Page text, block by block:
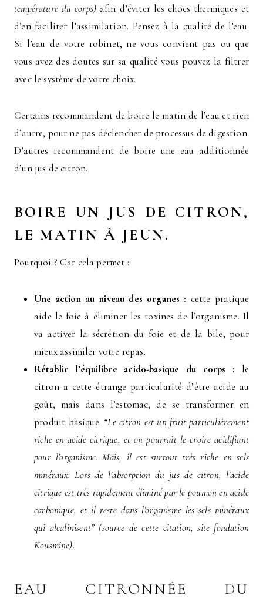
température du corps) afin d’éviter les chocs thermiques et
d’en faciliter l’assimilation. Pensez à la qualité de l’eau.
Si l’eau de votre robinet, ne vous convient pas ou que
vous avez des doutes sur sa qualité vous pouvez la filtrer
avec le système de votre choix.
Certains recommandent de boire le matin de l’eau et rien
d’autre, pour ne pas déclencher de processus de digestion.
D’autres recommandent de boire une eau additionnée
d’un jus de citron.
BOIRE UN JUS DE CITRON,
LE MATIN À JEUN.
Pourquoi ? Car cela permet :
Une action au niveau des organes : cette pratique
aide le foie à éliminer les toxines de l’organisme. Il
va activer la sécrétion du foie et de la bile, pour
mieux assimiler votre repas.
Rétablir l’équilibre acido-basique du corps : le
citron a cette étrange particularité d’être acide au
goût, mais dans l’estomac, de se transformer en
produit basique. “Le citron est un fruit particulièrement
riche en acide citrique, et on pourrait le croire acidifiant
pour l’organisme. Mais, il est surtout très riche en sels
minéraux. Lors de l’absorption du jus de citron, l’acide
citrique est très rapidement éliminé par le poumon en acide
carbonique, et il reste dans l’organisme les sels minéraux
qui alcalinisent” (source de cette citation, site fondation
Kousmine).
EAU CITRONNÉE DU